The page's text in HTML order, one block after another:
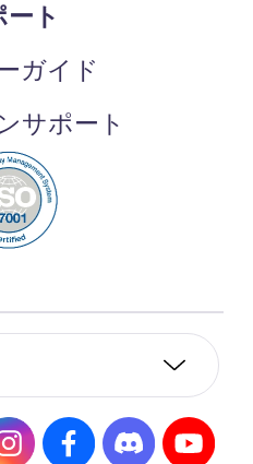
ト
ガイド
サポート